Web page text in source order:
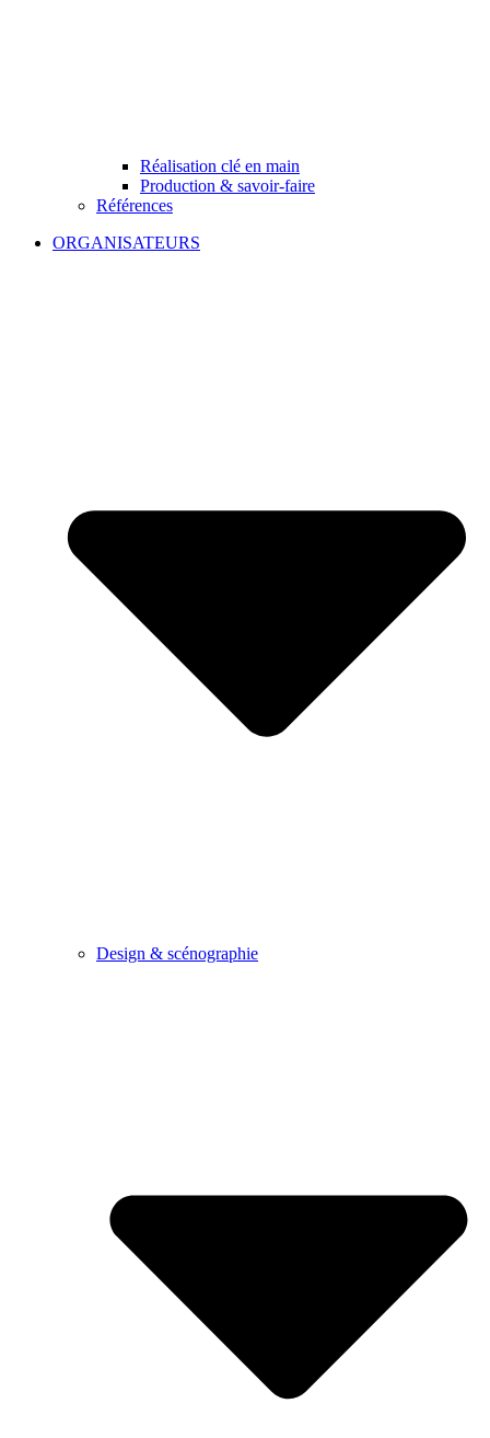
Réalisation clé en main
Production & savoir-faire
Références
ORGANISATEURS
Design & scénographie